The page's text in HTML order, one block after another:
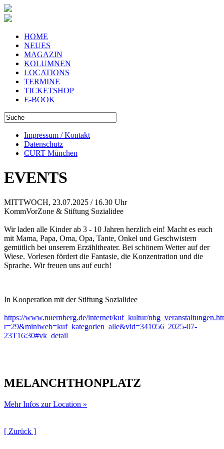
HOME
NEUES
MAGAZIN
KOLUMNEN
LOCATIONS
TERMINE
TICKETSHOP
E-BOOK
Impressum / Kontakt
Datenschutz
CURT München
EVENTS
MITTWOCH, 23.07.2025 / 16.30 Uhr
KommVorZone & Stiftung Sozialidee
Wir laden alle Kinder ab 3 - 10 Jahren herzlich ein! Macht es euch
mit Mama, Papa, Oma, Opa, Tante, Onkel und Geschwistern
gemütlich bei unserem Erzähltheater. Bei schönem Wetter auf der
Wiese. Vorlesen fördert die Fantasie, die Konzentration und die
Sprache. Wir freuen uns auf euch!
In Kooperation mit der Stiftung Sozialidee
https://www.nuernberg.de/internet/kuf_kultur/
r=29&miniweb=kuf_kategorien_alle&vid=341056_2025-07-
23T16:30#vk_detail
MELANCHTHONPLATZ
Mehr Infos zur Location »
[ Zurück ]